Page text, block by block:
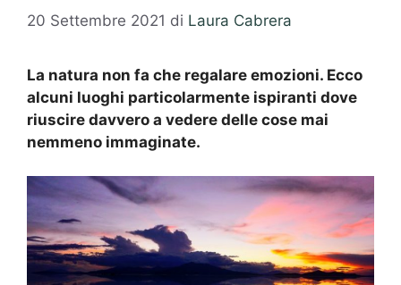
20 Settembre 2021 di Laura Cabrera
La natura non fa che regalare emozioni. Ecco
alcuni luoghi particolarmente ispiranti dove
riuscire davvero a vedere delle cose mai
nemmeno immaginate.